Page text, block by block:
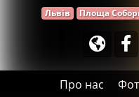
Львів Площа
Про нас